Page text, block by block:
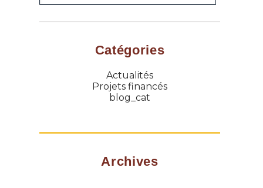
Catégories
Actualités
Projets financés
blog_cat
Archives